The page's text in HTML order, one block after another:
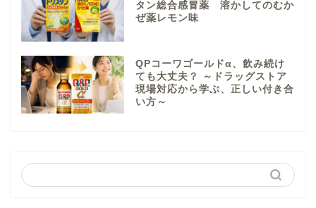
タン総合感冒薬 溶かしてのむか
ぜ薬レモン味
QPコーワゴールドα、飲み続け
ても大丈夫？ ～ドラッグストア
現場対応から学ぶ、正しい付き合
い方～